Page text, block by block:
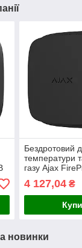
Бездротовий
температури
газу Ajax
(Heat/CO) Black
4 127,04₴
новинки